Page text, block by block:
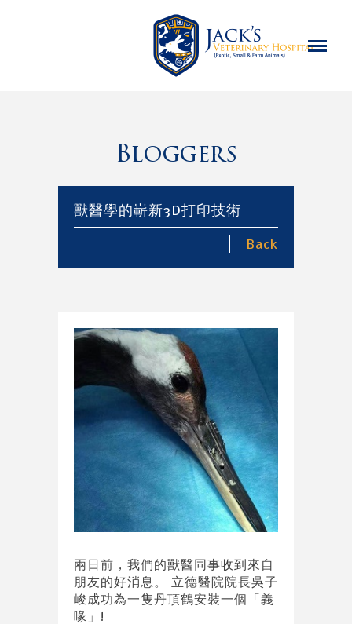
Bloggers
獸醫學的嶄新3D打印技術
Back
兩日前，我們的獸醫同事收到來自
朋友的好消息。 立德醫院院長吳子
峻成功為一隻丹頂鶴安裝一個「義
喙」!